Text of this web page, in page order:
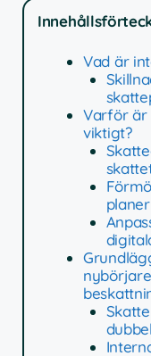
Vad är
Varför är
viktigt?